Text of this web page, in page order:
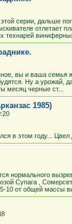
серии, дальше
отлетает
технарей
вы и ваша семья
Ну а урожай,
месяц черные ст...
1985)
в этом году... Цвел
нормального
Супага ,
10 от общей массы